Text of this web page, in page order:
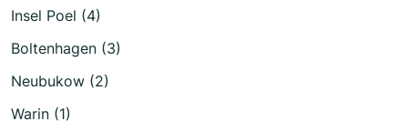
Insel Poel (4)
Boltenhagen (3)
Neubukow (2)
Warin (1)